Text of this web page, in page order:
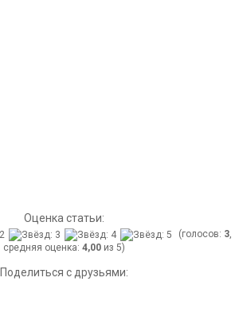
Оценка статьи:
(голосов: 3,
средняя оценка:4,00 из 5)
Поделиться с друзьями: